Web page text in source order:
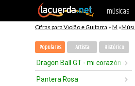
músicas
Cifras para Violão e Guitarra » M »
Populares Artista Histórico
Dragon Ball GT - mi corazón
Pantera Rosa